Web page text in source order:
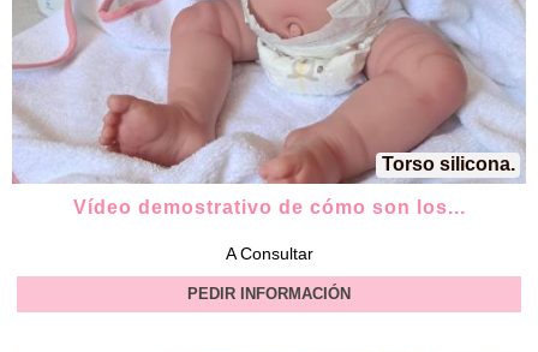
Torso silicona.
Vídeo demostrativo de cómo son los...
A Consultar
PEDIR INFORMACIÓN